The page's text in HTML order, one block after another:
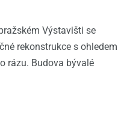
Výstavišti se
rekonstrukce s ohledem
rázu. Budova bývalé